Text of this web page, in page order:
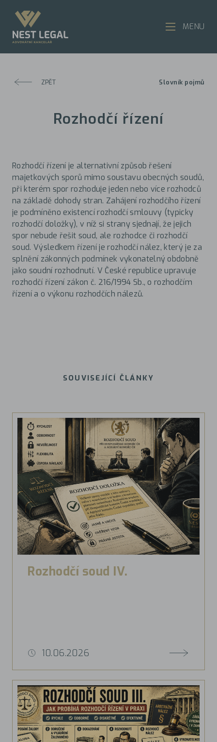
ZPĚT Slovník pojmů
Rozhodčí řízení
Rozhodčí řízení je alternativní způsob řešení
majetkových sporů mimo soustavu obecných soudů,
při kterém spor rozhoduje jeden nebo více rozhodců
na základě dohody stran. Zahájení rozhodčího řízení
je podmíněno existencí rozhodčí smlouvy (typicky
rozhodčí doložky), v níž si strany sjednají, že jejich
spor nebude řešit soud, ale rozhodce či rozhodčí
soud. Výsledkem řízení je rozhodčí nález, který je za
splnění zákonných podmínek vykonatelný obdobně
jako soudní rozhodnutí. V České republice upravuje
rozhodčí řízení zákon č. 216/1994 Sb., o rozhodčím
řízení a o výkonu rozhodčích nálezů.
SOUVISEJÍCÍ ČLÁNKY
Rozhodčí soud IV.
10.06.2026
MENU